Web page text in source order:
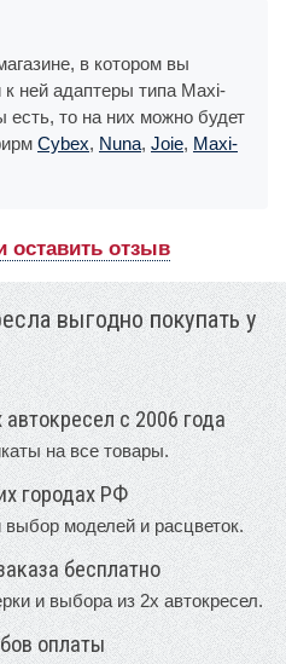
в котором вы
к ней адаптеры типа Maxi-
есть, то на них можно будет
Cybex, Nuna, Joie, Maxi-
оставить отзыв
выгодно покупать у
с 2006 года
на все товары.
городах РФ
моделей и расцветок.
бесплатно
и выбора из 2х автокресел.
оплаты